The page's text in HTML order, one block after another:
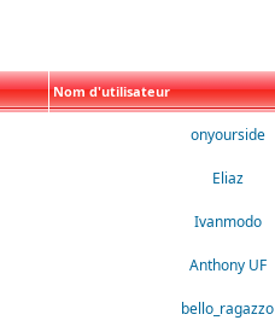
Nom d'utilisateur
onyourside
Eliaz
Ivanmodo
Anthony UF
bello_ragazzo